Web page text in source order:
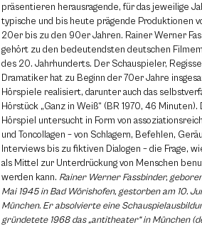
präsentieren herausragende, für das jeweilige
typische und bis heute prägende Produktionen
20er bis zu den 90er Jahren. Rainer Werner
gehört zu den bedeutendsten deutschen
des 20. Jahrhunderts. Der Schauspieler,
Dramatiker hat zu Beginn der 70er Jahre
Hörspiele realisiert, darunter auch das
Hörstück „Ganz in Weiß“ (BR 1970, 46 Minuten).
Hörspiel untersucht in Form von
und Toncollagen – von Schlagern, Befehlen,
Interviews bis zu fiktiven Dialogen – die Frage,
als Mittel zur Unterdrückung von Menschen
werden kann. Rainer Werner Fassbinder,
Mai 1945 in Bad Wörishofen, gestorben am 10.
München. Er absolvierte eine
gründetete 1968 das „antitheater“ in München